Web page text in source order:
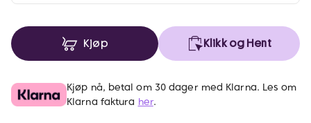
Kjøp Klikk og Hent
Kjøp nå, betal om 30 dager med Klarna. Les om
Klarna faktura her.